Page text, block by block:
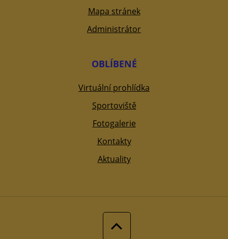
Mapa stránek
Administrátor
OBLÍBENÉ
Virtuální prohlídka
Sportoviště
Fotogalerie
Kontakty
Aktuality